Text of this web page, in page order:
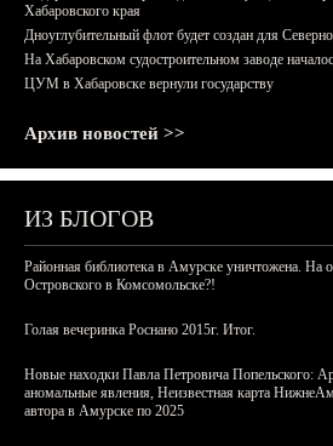
Хабаровского края
Дноуглубительный флот будет создан для
На Хабаровском судостроительном заводе
ЦУМ в Хабаровске вернули государству
Архив новостей >>
ИЗ БЛОГОВ
Районная библиотека в Амурске уничтожена. На
Островского в Комсомольске?!
Голая вечеринка Роснано 2015г. Итог.
Новые находки Павла Петровича Попельского:
аномальные явления, Неизвестная карта
автора в Амурске по 2025